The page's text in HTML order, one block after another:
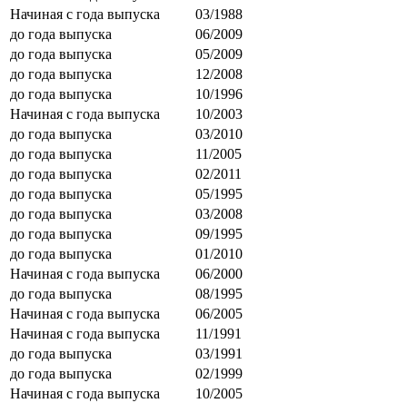
Начиная с года выпуска
03/1988
до года выпуска
06/2009
до года выпуска
05/2009
до года выпуска
12/2008
до года выпуска
10/1996
Начиная с года выпуска
10/2003
до года выпуска
03/2010
до года выпуска
11/2005
до года выпуска
02/2011
до года выпуска
05/1995
до года выпуска
03/2008
до года выпуска
09/1995
до года выпуска
01/2010
Начиная с года выпуска
06/2000
до года выпуска
08/1995
Начиная с года выпуска
06/2005
Начиная с года выпуска
11/1991
до года выпуска
03/1991
до года выпуска
02/1999
Начиная с года выпуска
10/2005